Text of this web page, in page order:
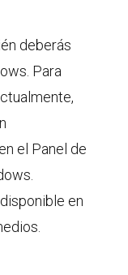
deberás
Para
el Panel de
en